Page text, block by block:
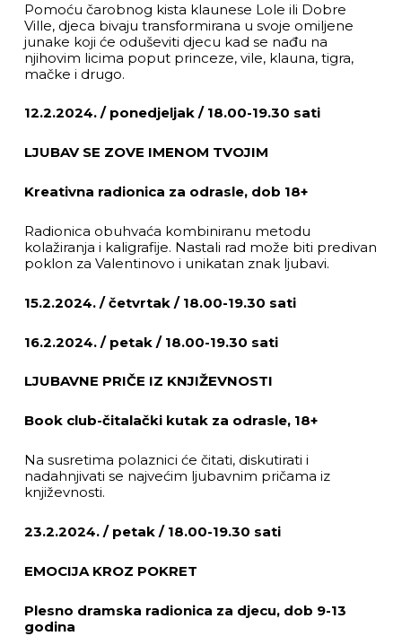
Pomoću čarobnog kista klaunese Lole ili Dobre
Ville, djeca bivaju transformirana u svoje omiljene
junake koji će oduševiti djecu kad se nađu na
njihovim licima poput princeze, vile, klauna, tigra,
mačke i drugo.
12.2.2024. / ponedjeljak / 18.00-19.30 sati
LJUBAV SE ZOVE IMENOM TVOJIM
Kreativna radionica za odrasle, dob 18+
Radionica obuhvaća kombiniranu metodu
kolažiranja i kaligrafije. Nastali rad može biti predivan
poklon za Valentinovo i unikatan znak ljubavi.
15.2.2024. / četvrtak / 18.00-19.30 sati
16.2.2024. / petak / 18.00-19.30 sati
LJUBAVNE PRIČE IZ KNJIŽEVNOSTI
Book club-čitalački kutak za odrasle, 18+
Na susretima polaznici će čitati, diskutirati i
nadahnjivati se najvećim ljubavnim pričama iz
književnosti.
23.2.2024. / petak / 18.00-19.30 sati
EMOCIJA KROZ POKRET
Plesno dramska radionica za djecu, dob 9-13
godina